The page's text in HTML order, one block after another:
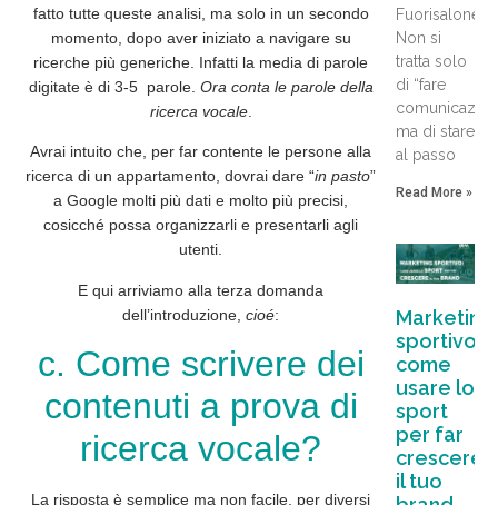
fatto tutte queste analisi, ma solo in un secondo
momento, dopo aver iniziato a navigare su
ricerche più generiche. Infatti la media di parole
digitate è di 3-5 parole. Ora conta le parole della
ricerca vocale.
Avrai intuito che, per far contente le persone alla
ricerca di un appartamento, dovrai dare “in pasto”
a Google molti più dati e molto più precisi,
cosicché possaorganizzarli e presentarli agli
utenti.
E qui arriviamoalla terza domanda
dell’introduzione, cioé:
c. Come scrivere dei
contenuti a prova di
ricerca vocale?
La risposta è semplice ma non facile, per diversi
Fuorisalone.
Non si
tratta solo
di “fare
ma di stare
al passo
Read More »
Marketing
sportivo:
come
usare lo
sport
per far
crescere
il tuo